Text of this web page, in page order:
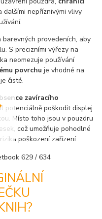
dalšími nepříznivými vlivy
provedeních, aby
S precizními výřezy na
neomezuje používání
povrchu je vhodné na
čisté.
zavíracího
potenciálně poškodit displej
Místo toho jsou v pouzdru
což umožňuje pohodlné
poškození zařízení.